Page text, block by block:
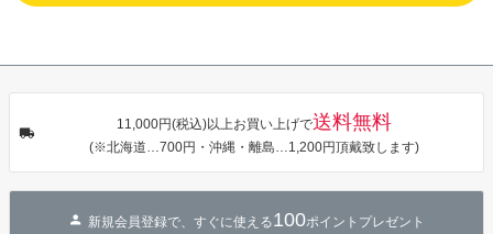
11,000円(税込)以上お買い上げで送料無料
(※北海道…700円・沖縄・離島…1,200円頂戴致します)
新規会員登録で、すぐに使える100ポイントプレゼント